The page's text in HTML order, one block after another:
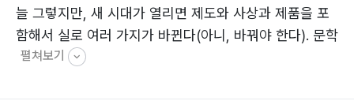
늘 그렇지만, 새 시대가 열리면 제도와 사상과 제품을 포
함해서 실로 여러 가지가 바뀐다(아니, 바꿔야 한다). 문학
을 포함한 예술 장르도 예외가 아니다. 해서, 이제 뭔가 새
펼쳐보기